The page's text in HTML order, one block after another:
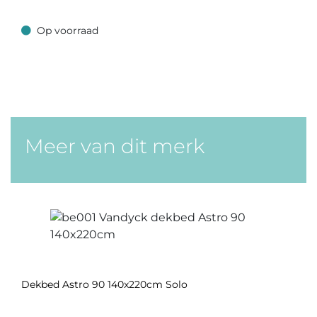
Op voorraad
Op voorraad
Meer van dit merk
Dekbed Astro 90 140x220cm Solo